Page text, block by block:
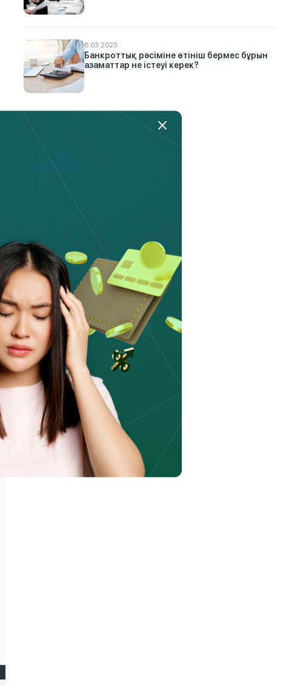
6.03.2023
Банкроттық рәсіміне өтініш бермес бұрын
азаматтар не істеуі керек?